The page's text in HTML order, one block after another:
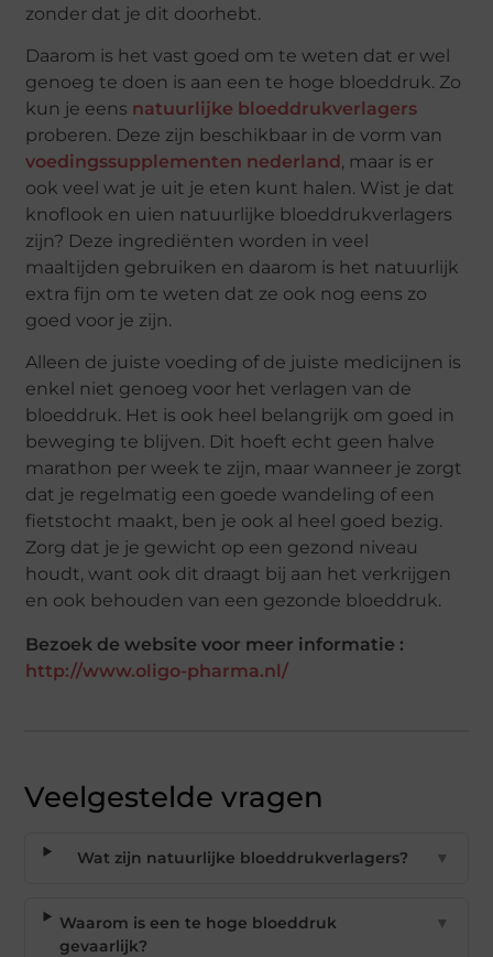
zonder dat je dit doorhebt.
Daarom is het vast goed om te weten dat er wel
genoeg te doen is aan een te hoge bloeddruk. Zo
kun je eens natuurlijke bloeddrukverlagers
proberen. Deze zijn beschikbaar in de vorm van
voedingssupplementen nederland, maar is er
ook veel wat je uit je eten kunt halen. Wist je dat
knoflook en uien natuurlijke bloeddrukverlagers
zijn? Deze ingrediënten worden in veel
maaltijden gebruiken en daarom is het natuurlijk
extra fijn om te weten dat ze ook nog eens zo
goed voor je zijn.
Alleen de juiste voeding of de juiste medicijnen is
enkel niet genoeg voor het verlagen van de
bloeddruk. Het is ook heel belangrijk om goed in
beweging te blijven. Dit hoeft echt geen halve
marathon per week te zijn, maar wanneer je zorgt
dat je regelmatig een goede wandeling of een
fietstocht maakt, ben je ook al heel goed bezig.
Zorg dat je je gewicht op een gezond niveau
houdt, want ook dit draagt bij aan het verkrijgen
en ook behouden van een gezonde bloeddruk.
Bezoek de website voor meer informatie :
http://www.oligo-pharma.nl/
Veelgestelde vragen
Wat zijn natuurlijke bloeddrukverlagers? ▼
Waarom is een te hoge bloeddruk
gevaarlijk?
▼